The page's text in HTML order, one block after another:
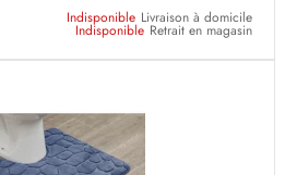
Indisponible Livraison à domicile
Indisponible Retrait en magasin